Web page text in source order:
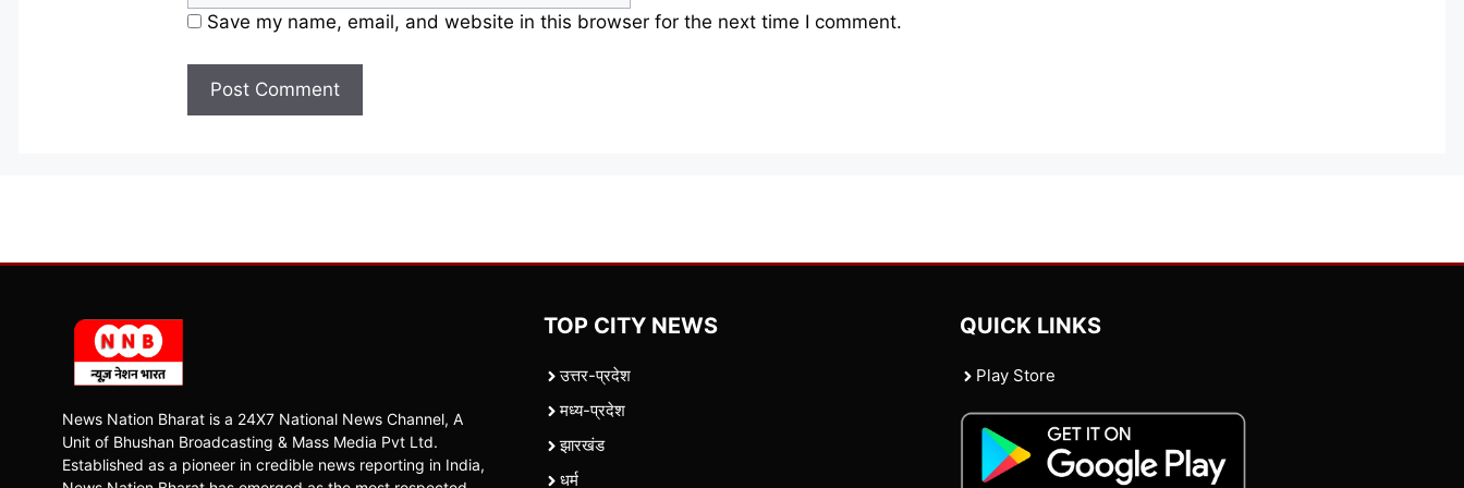
Save my name, email, and website in this browser for the next time I comment.
News Nation Bharat is a 24X7 National News Channel, A
Unit of Bhushan Broadcasting & Mass Media Pvt Ltd.
Established as a pioneer in credible news reporting in India,
TOP CITY NEWS
उत्तर-प्रदेश
मध्य-प्रदेश
झारखंड
धर्म
QUICK LINKS
Play Store